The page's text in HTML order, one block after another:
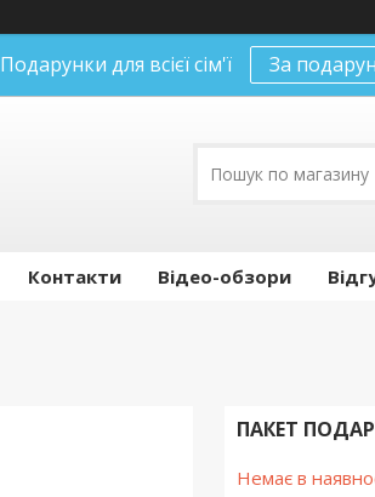
Подарунки для всієї сім'ї За
Контакти Відео-обзори
ПАКЕТ
Немає в